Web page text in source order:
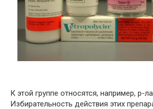
К этой группе относятся, например, р-
Избирательность действия этих